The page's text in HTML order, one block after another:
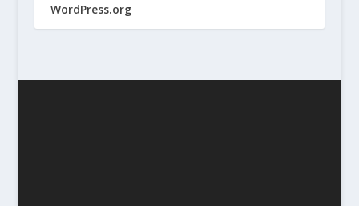
WordPress.org